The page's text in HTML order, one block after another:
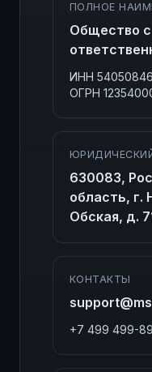
ПОЛНОЕ
Общество с
ИНН
ОГРН
630083,
область, г.
Обская, д.
КОНТАКТЫ
+7 499 499-